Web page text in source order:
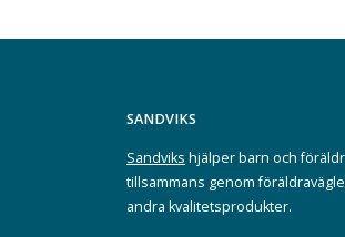
SANDVIKS
Sandviks hjälper barn och
tillsammans genom
andra kvalitetsprodukter.